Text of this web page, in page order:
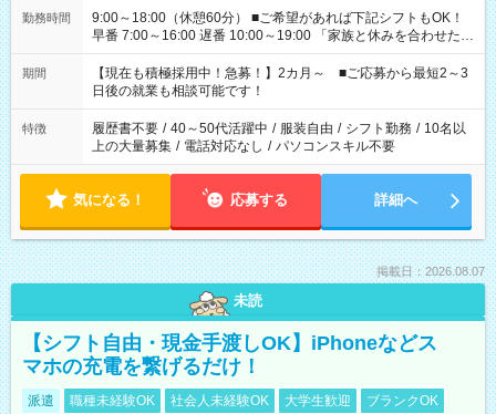
勤務時間
9:00～18:00（休憩60分） ■ご希望があれば下記シフトもOK！
早番 7:00～16:00 遅番 10:00～19:00 「家族と休みを合わせた
い」 「余裕を持って夕飯の準備がしたい」 「できれば残業はし
たくない」 など、ご希望を教えてくださいね。 ※Wワーク希望
の方へ 今ご覧のお仕事で希望する勤務時間と、もう1つのお仕事
の勤務時間。 合計で週40時間を超える場合は応募できません。
期間
【現在も積極採用中！急募！】2カ月～ ■ご応募から最短2～3
日後の就業も相談可能です！
特徴 履歴書不要 / 40～50代活躍中 / 服装自由 / シフト勤務 / 10名以
上の大量募集 / 電話対応なし / パソコンスキル不要
気になる！ 応募する 詳細へ
掲載日：2026.08.07
未読
【シフト自由・現金手渡しOK】iPhoneなどス
マホの充電を繋げるだけ！
派遣 職種未経験OK 社会人未経験OK 大学生歓迎
ブランクOK